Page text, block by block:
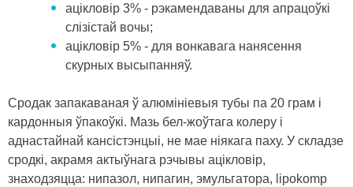
ацікловір 3% - рэкамендаваны для апрацоўкі
слізістай вочы;
ацікловір 5% - для вонкавага нанясення
скурных высыпанняў.
Сродак запакаваная ў алюмініевыя тубы па 20 грам і
кардонныя ўпакоўкі. Мазь бел-жоўтага колеру і
аднастайнай кансістэнцыі, не мае ніякага паху. У складзе
сродкі, акрамя актыўнага рэчывы ацікловір,
знаходзяцца: нипазол, нипагин, эмульгатора, lipokomp